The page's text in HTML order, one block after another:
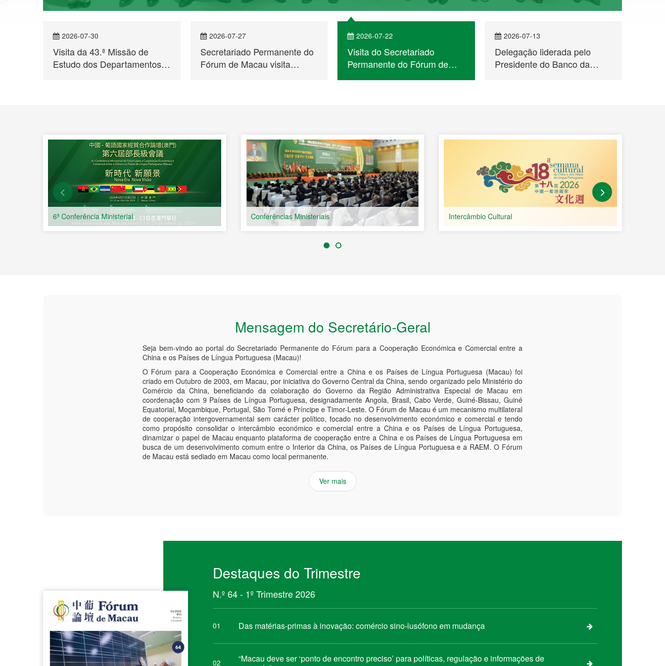
2026-07-30
Visita da 43.ª Missão de
Estudo dos Departamentos
2026-07-27
Secretariado Permanente do
Fórum de Macau visita
Língua Portuguesa
2026-07-22
Visita do Secretariado
Permanente do Fórum de
2026-07-13
Delegação liderada pelo
Presidente do Banco da
6ª Conferência Ministerial Conferências Ministeriais Intercâmbio Cultural
Mensagem do Secretário-Geral
Seja bem-vindo ao portal do Secretariado Permanente do Fórum para a Cooperação Económica e Comercial entre a
China e os Países de Língua Portuguesa (Macau)!
O Fórum para a Cooperação Económica e Comercial entre a China e os Países de Língua Portuguesa (Macau) foi
criado em Outubro de 2003, em Macau, por iniciativa do Governo Central da China, sendo organizado pelo Ministério do
Comércio da China, beneficiando da colaboração do Governo da Região Administrativa Especial de Macau em
coordenação com 9 Países de Língua Portuguesa, designadamente Angola, Brasil, Cabo Verde, Guiné-Bissau, Guiné
Equatorial, Moçambique, Portugal, São Tomé e Príncipe e Timor-Leste. O Fórum de Macau é um mecanismo multilateral
de cooperação intergovernamental sem carácter político, focado no desenvolvimento económico e comercial e tendo
como propósito consolidar o intercâmbio económico e comercial entre a China e os Países de Língua Portuguesa,
dinamizar o papel de Macau enquanto plataforma de cooperação entre a China e os Países de Língua Portuguesa em
busca de um desenvolvimento comum entre o Interior da China, os Países de Língua Portuguesa e a RAEM. O Fórum
de Macau está sediado em Macau como local permanente.
Ver mais
Destaques do Trimestre
N.º 64 - 1º Trimestre 2026
01 Das matérias-primas à inovação: comércio sino-lusófono em mudança
02
“Macau deve ser ‘ponto de encontro preciso’ para políticas, regulação e informações de